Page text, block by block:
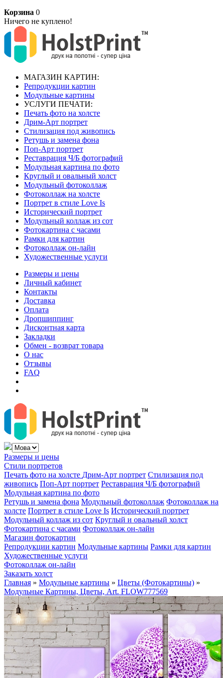
Корзина 0
Ничего не куплено!
МАГАЗИН КАРТИН:
Репродукции картин
Модульные картины
УСЛУГИ ПЕЧАТИ:
Печать фото на холсте
Дрим-Арт портрет
Стилизация под живопись
Ретушь и замена фона
Поп-Арт портрет
Реставрация Ч/Б фотографий
Модульная картина по фото
Круглый и овальный холст
Модульный фотоколлаж
Фотоколлаж на холсте
Портрет в стиле Love Is
Исторический портрет
Модульный коллаж из сот
Фотокартина с часами
Рамки для картин
Фотоколлаж он-лайн
Художественные услуги
Размеры и цены
Личный кабинет
Контакты
Доставка
Оплата
Дропшиппинг
Дисконтная карта
Закладки
Обмен - возврат товара
О нас
Отзывы
FAQ
Размеры и цены
Стили портретов
Печать фото на холсте Дрим-Арт портрет Стилизация под
живопись Поп-Арт портрет Реставрация Ч/Б фотографий
Модульная картина по фото
Ретушь и замена фона Модульный фотоколлаж Фотоколлаж на
холсте Портрет в стиле Love Is Исторический портрет
Модульный коллаж из сот Круглый и овальный холст
Фотокартина с часами Фотоколлаж он-лайн
Магазин фотокартин
Репродукции картин Модульные картины Рамки для картин
Художественные услуги
Фотоколлаж он-лайн
Заказать холст
Главная » Модульные картины » Цветы (Фотокартины) »
Модульные Картины, Цветы, Art. FLOW777569